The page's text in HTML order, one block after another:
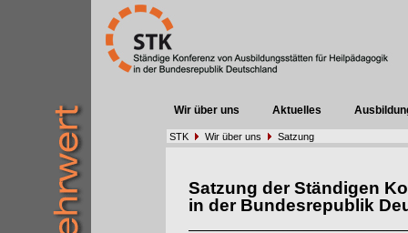
Wir über uns Aktuelles
STK Wir über uns Satzung
Satzung der Ständigen
in der Bundesrepublik